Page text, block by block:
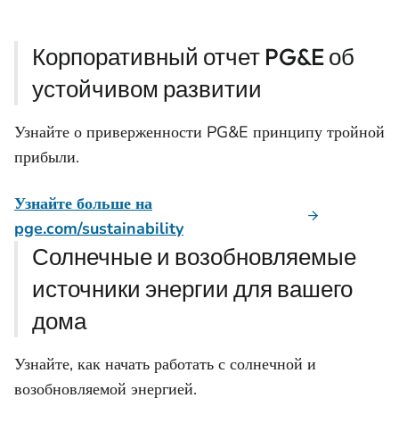
Корпоративный отчет PG&E об
устойчивом развитии
Узнайте о приверженности PG&E принципу тройной
прибыли.
Узнайте больше на
pge.com/sustainability
Солнечные и возобновляемые
источники энергии для вашего
дома
Узнайте, как начать работать с солнечной и
возобновляемой энергией.